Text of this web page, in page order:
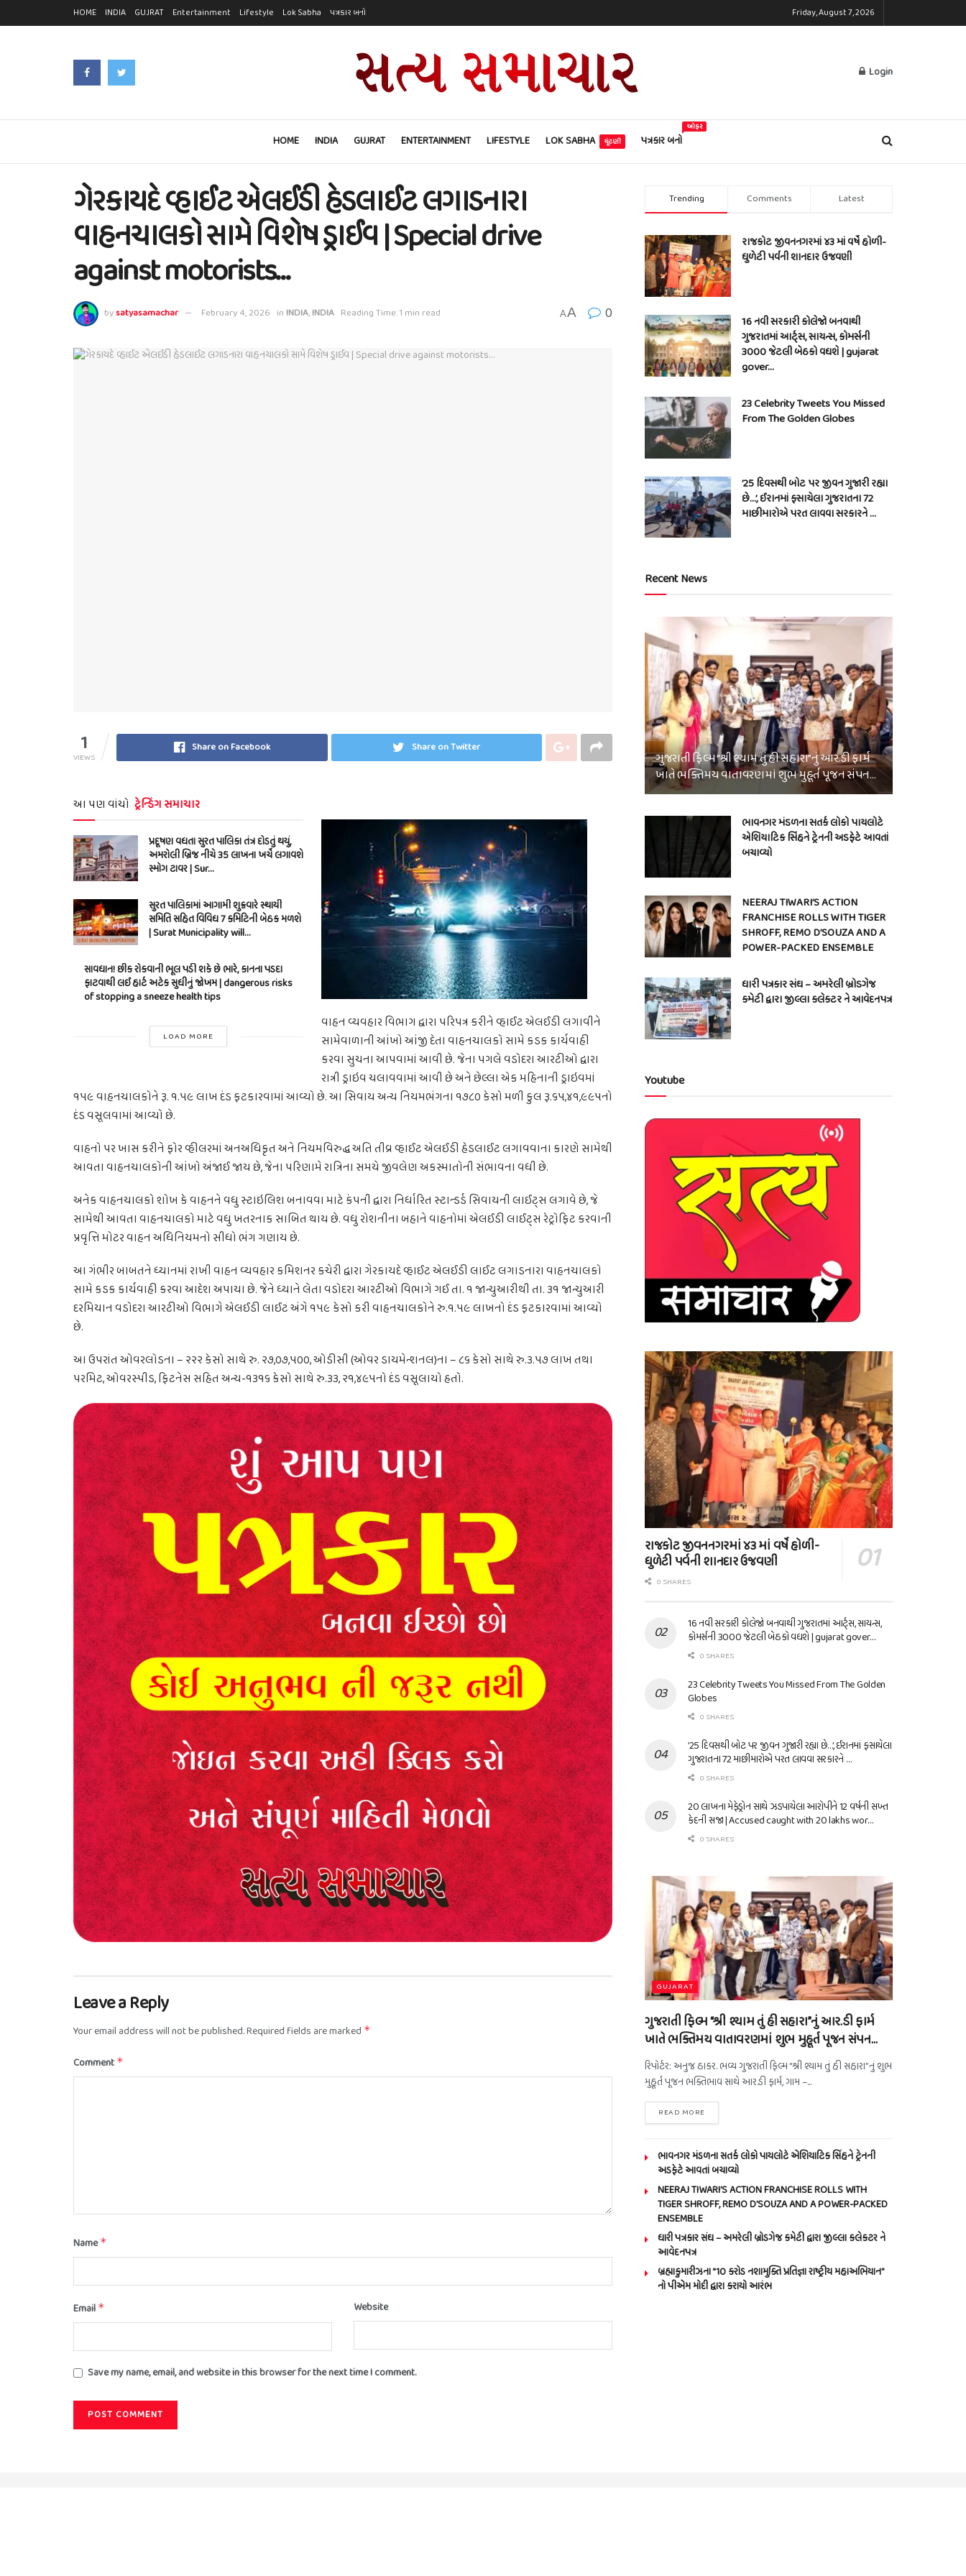
HOME INDIA GUJRAT Entertainment Lifestyle Lok Sabha પત્રકાર બનો Friday, August 7, 2026
Login
HOME INDIA GUJRAT ENTERTAINMENT LIFESTYLE LOK SABHA ચૂંટણી પત્રકાર બનો
ઓફર
ગેરકાયદે વ્હાઈટ એલઈડી હેડલાઈટ લગાડનારા
વાહનચાલકો સામે વિશેષ ડ્રાઈવ | Special drive
against motorists…
bysatyasamachar February 4, 2026 in INDIA,INDIA Reading Time: 1 min read AA 0
1
VIEWS
Share on Facebook Share on Twitter
આ પણ વાંચો ટ્રેન્ડિંગ સમાચાર
પ્રદૂષણ વધતા સુરત પાલિકા તંત્ર દોડતું થયું,
અમરોલી બ્રિજ નીચે 35 લાખના ખર્ચે લગાવશે
સ્મોગ ટાવર | Sur…
સુરત પાલિકામાં આગામી શુક્રવારે સ્થાયી
સમિતિ સહિત વિવિધ 7 કમિટિની બેઠક મળશે
| Surat Municipality will…
સાવધાન! છીંક રોકવાની ભૂલ પડી શકે છે ભારે, કાનના પડદા
ફાટવાથી લઈ હાર્ટ અટેક સુધીનું જોખમ | dangerous risks
of stopping a sneeze health tips
LOAD MORE
વાહન વ્યવહાર વિભાગ દ્વારા પરિપત્ર કરીને વ્હાઈટ એલઈડી લગાવીને
સામેવાળાની આંખો આંજી દેતા વાહનચાલકો સામે કડક કાર્યવાહી
કરવા સુચના આપવામાં આવી છે. જેના પગલે વડોદરા આરટીઓ દ્વારા
રાત્રી ડ્રાઇવ ચલાવવામાં આવી છે અને છેલ્લા એક મહિનાની ડ્રાઇવમાં
૧૫૯ વાહનચાલકોને રૂ. ૧.૫૯ લાખ દંડ ફટકારવામાં આવ્યો છે. આ સિવાય અન્ય નિયમભંગના ૧૭૮૦ કેસો મળી કુલ રૂ.૬૫,૪૧,૯૯૫નો
દંડ વસૂલવામાં આવ્યો છે.
વાહનો પર ખાસ કરીને ફોર વ્હીલરમાં અનઅધિકૃત અને નિયમવિરુદ્ધ અતિ તીવ્ર વ્હાઈટ એલઈડી હેડલાઈટ લગાવવાના કારણે સામેથી
આવતા વાહનચાલકોની આંખો અંજાઈ જાય છે, જેના પરિણામે રાત્રિના સમયે જીવલેણ અકસ્માતોની સંભાવના વધી છે.
અનેક વાહનચાલકો શોખ કે વાહનને વધુ સ્ટાઇલિશ બનાવવા માટે કંપની દ્વારા નિર્ધારિત સ્ટાન્ડર્ડ સિવાયની લાઈટ્સ લગાવે છે, જે
સામેથી આવતા વાહનચાલકો માટે વધુ ખતરનાક સાબિત થાય છે. વધુ રોશનીના બહાને વાહનોમાં એલઈડી લાઈટ્સ રેટ્રોફિટ કરવાની
પ્રવૃત્તિ મોટર વાહન અધિનિયમનો સીધો ભંગ ગણાય છે.
આ ગંભીર બાબતને ધ્યાનમાં રાખી વાહન વ્યવહાર કમિશનર કચેરી દ્વારા ગેરકાયદે વ્હાઈટ એલઈડી લાઈટ લગાડનારા વાહનચાલકો
સામે કડક કાર્યવાહી કરવા આદેશ અપાયા છે. જેને ધ્યાને લેતા વડોદરા આરટીઓ વિભાગે ગઈ તા. ૧ જાન્યુઆરીથી તા. ૩૧ જાન્યુઆરી
દરમિયાન વડોદરા આરટીઓ વિભાગે એલઈડી લાઈટ અંગે ૧૫૯ કેસો કરી વાહનચાલકોને રુ.૧.૫૯ લાખનો દંડ ફટકારવામાં આવ્યો
છે.
આ ઉપરાંત ઓવરલોડના – ૨૨૨ કેસો સાથે રુ. ૨૭,૦૭,૫૦૦, ઓડીસી (ઓવર ડાયમેન્શનલ)ના – ૮૬ કેસો સાથે રુ.૩.૫૭ લાખ તથા
પરમિટ, ઓવરસ્પીડ, ફિટનેસ સહિત અન્ય-૧૩૧૬ કેસો સાથે રુ.૩૩, ૨૧,૪૯૫નો દંડ વસૂલાયો હતો.
Leave a Reply
Your email address will not be published.Required fields are marked *
Comment *
Name*
Email * Website
Save my name, email, and website in this browser for the next time I comment.
Trending Comments Latest
રાજકોટ જીવનનગરમાં ૪૩ માં વર્ષે હોળી-
ધુળેટી પર્વની શાનદાર ઉજવણી
16 નવી સરકારી કોલેજો બનવાથી
ગુજરાતમાં આર્ટ્સ, સાયન્સ, કોમર્સની
3000 જેટલી બેઠકો વધશે | gujarat
gover…
23 Celebrity Tweets You Missed
From The Golden Globes
’25 દિવસથી બોટ પર જીવન ગુજારી રહ્યા
છે…’, ઈરાનમાં ફસાયેલા ગુજરાતના 72
માછીમારોએ પરત લાવવા સરકારને …
Recent News
ગુજરાતી ફિલ્મ “શ્રી શ્યામ તું હી સહારા”નું આર.ડી ફાર્મ
ખાતે ભક્તિમય વાતાવરણમાં શુભ મુહૂર્ત પૂજન સંપન…
ભાવનગર મંડળના સતર્ક લોકો પાયલોટે
એશિયાટિક સિંહને ટ્રેનની અડફેટે આવતાં
બચાવ્યો
NEERAJ TIWARI’S ACTION
FRANCHISE ROLLS WITH TIGER
SHROFF, REMO D’SOUZA AND A
POWER-PACKED ENSEMBLE
ધારી પત્રકાર સંઘ – અમરેલી બ્રોડગેજ
કમેટી દ્વારા જીલ્લા કલેકટર ને આવેદનપત્ર
Youtube
રાજકોટ જીવનનગરમાં ૪૩ માં વર્ષે હોળી-
ધુળેટી પર્વની શાનદાર ઉજવણી
0 SHARES
16 નવી સરકારી કોલેજો બનવાથી ગુજરાતમાં આર્ટ્સ, સાયન્સ,
કોમર્સની 3000 જેટલી બેઠકો વધશે | gujarat gover…
0 SHARES
23 Celebrity Tweets You Missed From The Golden
Globes
0 SHARES
’25 દિવસથી બોટ પર જીવન ગુજારી રહ્યા છે…’, ઈરાનમાં ફસાયેલા
ગુજરાતના 72 માછીમારોએ પરત લાવવા સરકારને …
0 SHARES
20 લાખના મેફેડ્રોન સાથે ઝડપાયેલા આરોપીને 12 વર્ષની સખ્ત
કેદની સજા | Accused caught with 20 lakhs wor…
0 SHARES
GUJARAT
ગુજરાતી ફિલ્મ “શ્રી શ્યામ તું હી સહારા”નું આર.ડી ફાર્મ
ખાતે ભક્તિમય વાતાવરણમાં શુભ મુહૂર્ત પૂજન સંપન…
રિપોર્ટર: અનુજ ઠાકર. ભવ્ય ગુજરાતી ફિલ્મ “શ્રી શ્યામ તું હી સહારા”નું શુભ
મુહૂર્ત પૂજન ભક્તિભાવ સાથે આર.ડી ફાર્મ, ગામ –...
READ MORE
ભાવનગર મંડળના સતર્ક લોકો પાયલોટે એશિયાટિક સિંહને ટ્રેનની
અડફેટે આવતાં બચાવ્યો
NEERAJ TIWARI’S ACTION FRANCHISE ROLLS WITH
TIGER SHROFF, REMO D’SOUZA AND A POWER-PACKED
ENSEMBLE
ધારી પત્રકાર સંઘ – અમરેલી બ્રોડગેજ કમેટી દ્વારા જીલ્લા કલેકટર ને
આવેદનપત્ર
બ્રહ્માકુમારીઝના “10 કરોડ નશામુક્તિ પ્રતિજ્ઞા રાષ્ટ્રીય મહાઅભિયાન”
નો પીએમ મોદી દ્વારા કરાયો આરંભ